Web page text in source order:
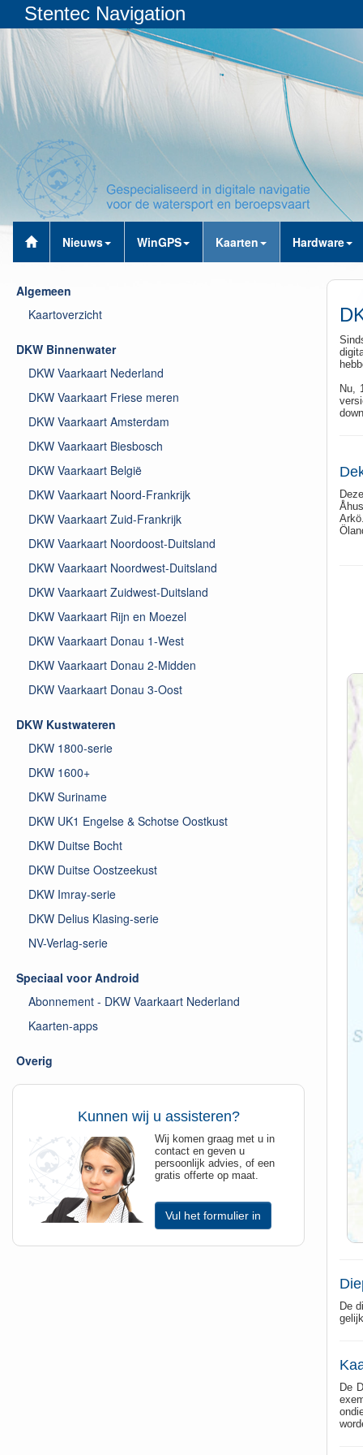
Stentec Navigation
Nieuws WinGPS Kaarten Hardware
Nu,
De
De
Algemeen
Kaartoverzicht
DKW Binnenwater
DKW Vaarkaart Nederland
DKW Vaarkaart Friese meren
DKW Vaarkaart Amsterdam
DKW Vaarkaart Biesbosch
DKW Vaarkaart België
DKW Vaarkaart Noord-Frankrijk
DKW Vaarkaart Zuid-Frankrijk
DKW Vaarkaart Noordoost-Duitsland
DKW Vaarkaart Noordwest-Duitsland
DKW Vaarkaart Zuidwest-Duitsland
DKW Vaarkaart Rijn en Moezel
DKW Vaarkaart Donau 1-West
DKW Vaarkaart Donau 2-Midden
DKW Vaarkaart Donau 3-Oost
DKW Kustwateren
DKW 1800-serie
DKW 1600+
DKW Suriname
DKW UK1 Engelse & Schotse Oostkust
DKW Duitse Bocht
DKW Duitse Oostzeekust
DKW Imray-serie
DKW Delius Klasing-serie
NV-Verlag-serie
Speciaal voor Android
Abonnement - DKW Vaarkaart Nederland
Kaarten-apps
Overig
Kunnen wij u assisteren?
Wij komen graag met u in
contact en geven u
persoonlijk advies, of een
gratis offerte op maat.
Vul het formulier in